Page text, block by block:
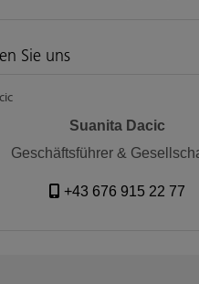
Sie uns
Suanita Dacic
Geschäftsführer &
+43 676 915 22 77